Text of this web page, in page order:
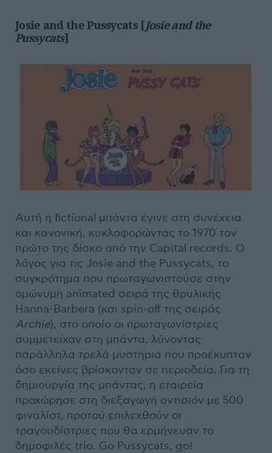
Josie and the Pussycats[Josie and the
Pussycats]
Αυτή η fictional μπάντα έγινε στη συνέχεια
και κανονική, κυκλοφορώντας το 1970 τον
πρώτο της δίσκο από την Capital records. Ο
λόγος για τις Josie and the Pussycats, το
συγκρότημα που πρωταγωνιστούσε στην
ομώνυμη animated σειρά της θρυλικής
Hanna-Barbera (και spin-off της σειράς
Archie), στο οποίο οι πρωταγωνίστριες
συμμετείχαν στη μπάντα, λύνοντας
παράλληλα τρελά μυστήρια που προέκυπταν
όσο εκείνες βρίσκονταν σε περιοδεία. Για τη
δημιουργία της μπάντας, η εταιρεία
προχώρησε στη διεξαγωγή οντισιόν με 500
φιναλίστ, προτού επιλεχθούν οι
τραγουδίστριες που θα ερμήνευαν το
δημοφιλές trio. Go Pussycats, go!